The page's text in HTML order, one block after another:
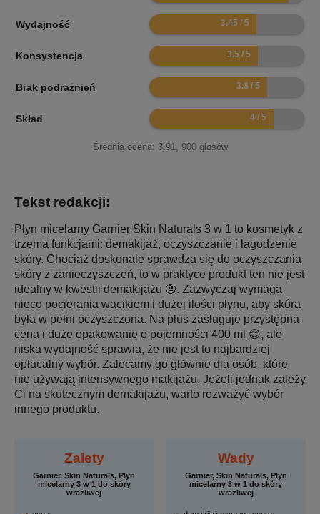
Wydajność 6.9
Konsystencja 7
Brak podrażnień 7.6
Skład 8
Średnia ocena: 3.91, 900głosów
Tekst redakcji:
Płyn micelarny Garnier Skin Naturals 3 w 1 to kosmetyk z
trzema funkcjami: demakijaż, oczyszczanie i łagodzenie
skóry. Chociaż doskonale sprawdza się do oczyszczania
skóry z zanieczyszczeń, to w praktyce produkt ten nie jest
idealny w kwestii demakijażu 🤨. Zazwyczaj wymaga
nieco pocierania wacikiem i dużej ilości płynu, aby skóra
była w pełni oczyszczona. Na plus zasługuje przystępna
cena i duże opakowanie o pojemności 400 ml 😊, ale
niska wydajność sprawia, że nie jest to najbardziej
opłacalny wybór. Zalecamy go głównie dla osób, które
nie używają intensywnego makijażu. Jeżeli jednak zależy
Ci na skutecznym demakijażu, warto rozważyć wybór
innego produktu.
Zalety
Garnier, Skin Naturals, Płyn
micelarny 3 w 1 do skóry
wrażliwej
Wady
Garnier, Skin Naturals, Płyn
micelarny 3 w 1 do skóry
wrażliwej